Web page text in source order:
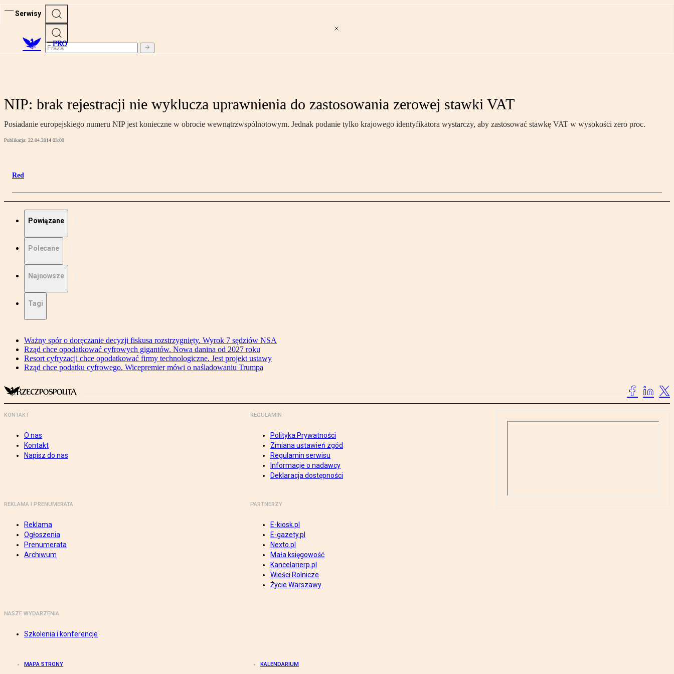
Serwisy
PRO
NIP: brak rejestracji nie wyklucza uprawnienia do zastosowania zerowej stawki VAT
Posiadanie europejskiego numeru NIP jest konieczne w obrocie wewnątrzwspólnotowym. Jednak podanie tylko krajowego identyfikatora wystarczy, aby zastosować stawkę VAT w wysokości zero proc.
Publikacja: 22.04.2014 03:00
Red
Powiązane
Polecane
Najnowsze
Tagi
Ważny spór o doręczanie decyzji fiskusa rozstrzygnięty. Wyrok 7 sędziów NSA
Rząd chce opodatkować cyfrowych gigantów. Nowa danina od 2027 roku
Resort cyfryzacji chce opodatkować firmy technologiczne. Jest projekt ustawy
Rząd chce podatku cyfrowego. Wicepremier mówi o naśladowaniu Trumpa
KONTAKT
O nas
Kontakt
Napisz do nas
REGULAMIN
Polityka Prywatności
Zmiana ustawień zgód
Regulamin serwisu
Informacje o nadawcy
Deklaracja dostępności
REKLAMA I PRENUMERATA
Reklama
Ogłoszenia
Prenumerata
Archiwum
PARTNERZY
E-kiosk.pl
E-gazety.pl
Nexto.pl
Mała księgowość
Kancelarierp.pl
Wieści Rolnicze
Życie Warszawy
NASZE WYDARZENIA
Szkolenia i konferencje
MAPA STRONY KALENDARIUM